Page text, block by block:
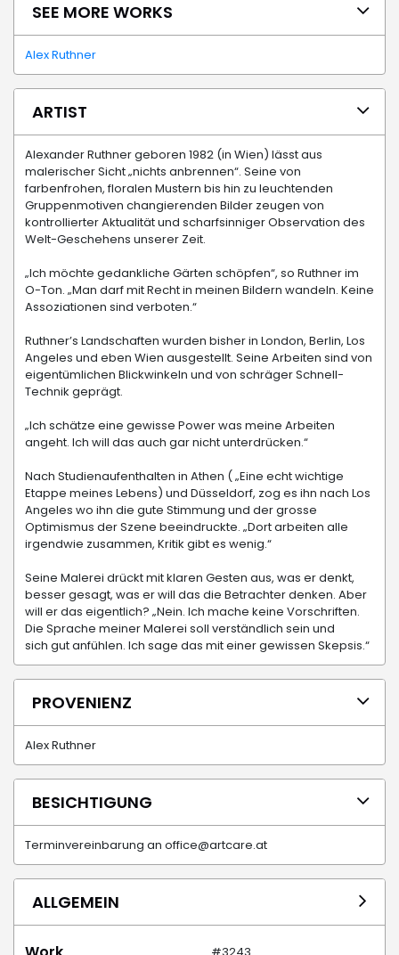
SEE MORE WORKS
Alex Ruthner
ARTIST
Alexander Ruthner geboren 1982 (in Wien) lässt aus
malerischer Sicht „nichts anbrennen“. Seine von
farbenfrohen, floralen Mustern bis hin zu leuchtenden
Gruppenmotiven changierenden Bilder zeugen von
kontrollierter Aktualität und scharfsinniger Observation des
Welt-Geschehens unserer Zeit.
„Ich möchte gedankliche Gärten schöpfen“, so Ruthner im
O-Ton. „Man darf mit Recht in meinen Bildern wandeln. Keine
Assoziationen sind verboten.“
Ruthner’s Landschaften wurden bisher in London, Berlin, Los
Angeles und eben Wien ausgestellt. Seine Arbeiten sind von
eigentümlichen Blickwinkeln und von schräger Schnell-
Technik geprägt.
„Ich schätze eine gewisse Power was meine Arbeiten
angeht. Ich will das auch gar nicht unterdrücken.“
Nach Studienaufenthalten in Athen ( „Eine echt wichtige
Etappe meines Lebens) und Düsseldorf, zog es ihn nach Los
Angeles wo ihn die gute Stimmung und der grosse
Optimismus der Szene beeindruckte. „Dort arbeiten alle
irgendwie zusammen, Kritik gibt es wenig.“
Seine Malerei drückt mit klaren Gesten aus, was er denkt,
besser gesagt, was er will das die Betrachter denken. Aber
will er das eigentlich? „Nein. Ich mache keine Vorschriften.
Die Sprache meiner Malerei soll verständlich sein und
sich gut anfühlen. Ich sage das mit einer gewissen Skepsis.“
PROVENIENZ
Alex Ruthner
BESICHTIGUNG
Terminvereinbarung an office@artcare.at
ALLGEMEIN